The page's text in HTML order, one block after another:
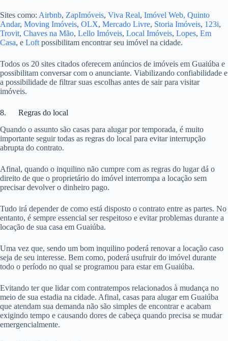
Sites como: Airbnb, ZapImóveis, Viva Real, Imóvel Web, Quinto
Andar, Moving Imóveis, OLX, Mercado Livre, Storia Imóveis, 123i,
Trovit, Chaves na Mão, Lello Imóveis, Local Imóveis, Lopes, Em
Casa, e Loft possibilitam encontrar seu imóvel na cidade.
Todos os 20 sites citados oferecem anúncios de imóveis em Guaiúba e
possibilitam conversar com o anunciante. Viabilizando confiabilidade e
a possibilidade de filtrar suas escolhas antes de sair para visitar
imóveis.
8. Regras do local
Quando o assunto são casas para alugar por temporada, é muito
importante seguir todas as regras do local para evitar interrupção
abrupta do contrato.
Afinal, quando o inquilino não cumpre com as regras do lugar dá o
direito de que o proprietário do imóvel interrompa a locação sem
precisar devolver o dinheiro pago.
Tudo irá depender de como está disposto o contrato entre as partes. No
entanto, é sempre essencial ser respeitoso e evitar problemas durante a
locação de sua casa em Guaiúba.
Uma vez que, sendo um bom inquilino poderá renovar a locação caso
seja de seu interesse. Bem como, poderá usufruir do imóvel durante
todo o período no qual se programou para estar em Guaiúba.
Evitando ter que lidar com contratempos relacionados à mudança no
meio de sua estadia na cidade. Afinal, casas para alugar em Guaiúba
que atendam sua demanda não são simples de encontrar e acabam
exigindo tempo e causando dores de cabeça quando precisa se mudar
emergencialmente.